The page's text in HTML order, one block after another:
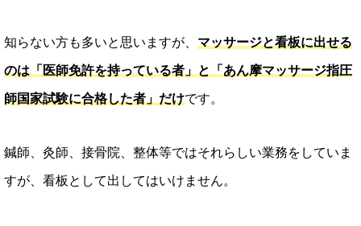
知らない方も多いと思いますが、 マッサージと看板に出せる
のは「医師免許を持っている者」と「あん摩マッサージ指圧
師国家試験に合格した者」だけです。
鍼師、灸師、接骨院、整体等ではそれらしい業務をしていま
すが、看板として出してはいけません。